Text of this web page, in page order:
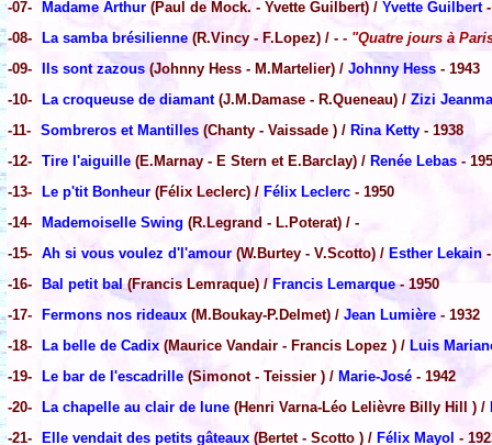
-07- Madame Arthur (Paul de Mock. - Yvette Guilbert) / Yvette Guilbert-
-08- La samba brésilienne (R.Vincy - F.Lopez) / - - "Quatre jours à
-09- Ils sont zazous (Johnny Hess - M.Martelier) / Johnny Hess - 1943
-10- La croqueuse de diamant(J.M.Damase - R.Queneau) / Zizi
-11- Sombreros et Mantilles (Chanty - Vaissade ) / Rina Ketty - 1938
-12- Tire l'aiguille (E.Marnay - E Stern et E.Barclay) / Renée Lebas -
-13- Le p'tit Bonheur (Félix Leclerc) / Félix Leclerc - 1950
-14- Mademoiselle Swing (R.Legrand - L.Poterat) / -
-15- Ah si vous voulez d'l'amour (W.Burtey - V.Scotto) / Esther Lekain
-16- Bal petit bal(Francis Lemraque) /Francis Lemarque- 1950
-17- Fermons nos rideaux (M.Boukay-P.Delmet) / Jean Lumière - 1932
-18- La belle de Cadix (Maurice Vandair - Francis Lopez ) / Luis
-19- Le bar de l'escadrille (Simonot - Teissier ) / Marie-José - 1942
-20- La chapelle au clair de lune (Henri Varna-Léo Lelièvre Billy Hill ) /
-21- Elle vendait des petits gâteaux (Bertet - Scotto ) / Félix Mayol -